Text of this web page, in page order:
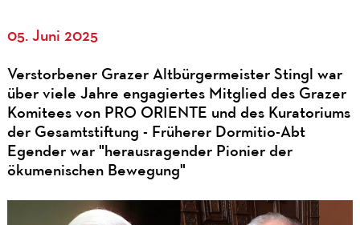
05. Juni 2025
Verstorbener Grazer Altbürgermeister Stingl war
über viele Jahre engagiertes Mitglied des Grazer
Komitees von PRO ORIENTE und des Kuratoriums
der Gesamtstiftung - Früherer Dormitio-Abt
Egender war "herausragender Pionier der
ökumenischen Bewegung"